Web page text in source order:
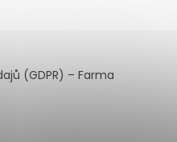
(GDPR) – Farma